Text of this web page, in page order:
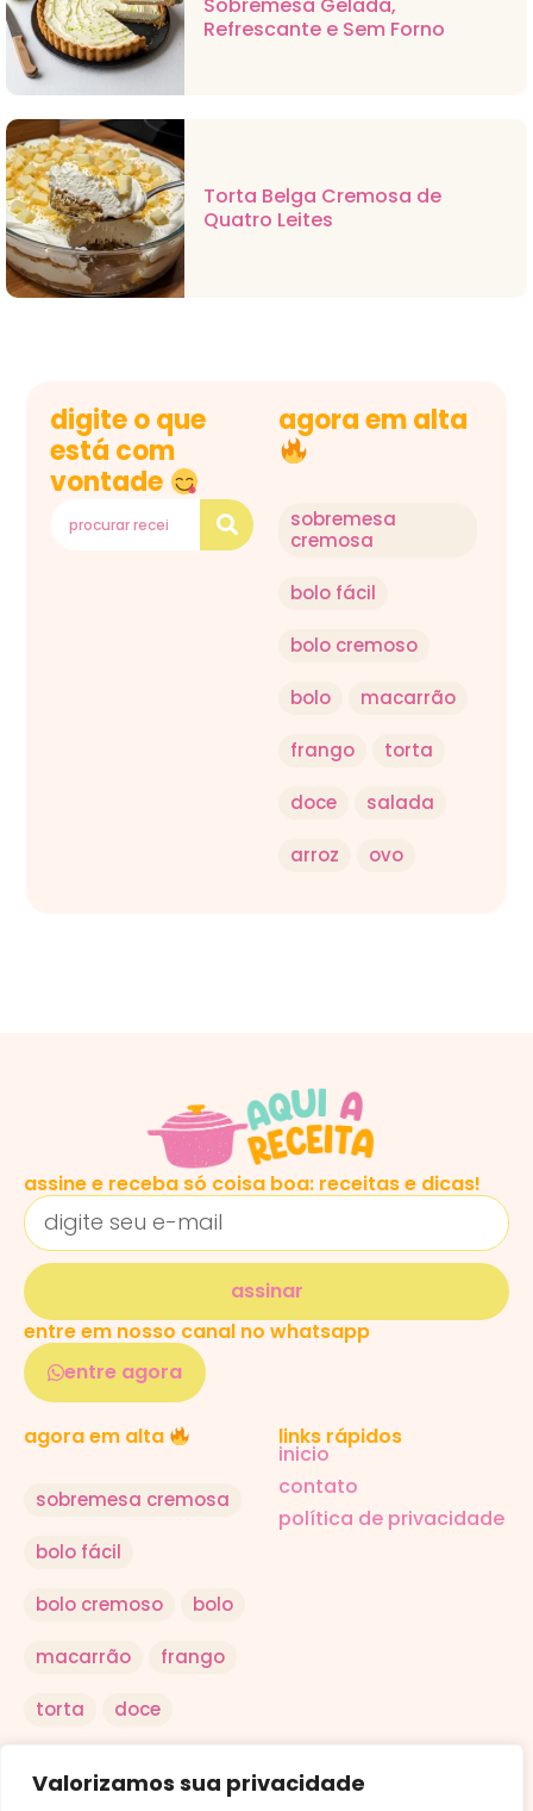
Valorizamos sua privacidade
Sobremesa Gelada,
Refrescante e Sem Forno
Torta Belga Cremosa de
Quatro Leites
digite o que
está com
vontade
agora em alta
sobremesa
cremosa
bolo fácil
bolo cremoso
bolo macarrão
frango torta
doce salada
arroz ovo
assine e receba só coisa boa: receitas e dicas!
assinar
entre em nosso canal no whatsapp
entre agora
agora em alta
sobremesa cremosa
bolo fácil
bolo cremoso bolo
macarrão frango
torta doce
links rápidos
inicio
contato
política de privacidade